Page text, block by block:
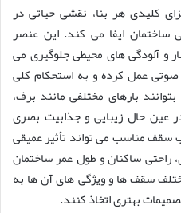
کلیدی هر بنا، نقشی حیاتی در
ساختمان ایفا می کند. این عنصر
و آلودگی های محیطی جلوگیری می
صوتی عمل کرده و به استحکام کلی
بارهای مختلفی مانند برف،
عین حال زیبایی و جذابیت بصری
سقف مناسب می تواند تأثیر عمیقی
راحتی ساکنان و طول عمر ساختمان
سقف ها و ویژگی های آن ها به
بهتری اتخاذ کنند.